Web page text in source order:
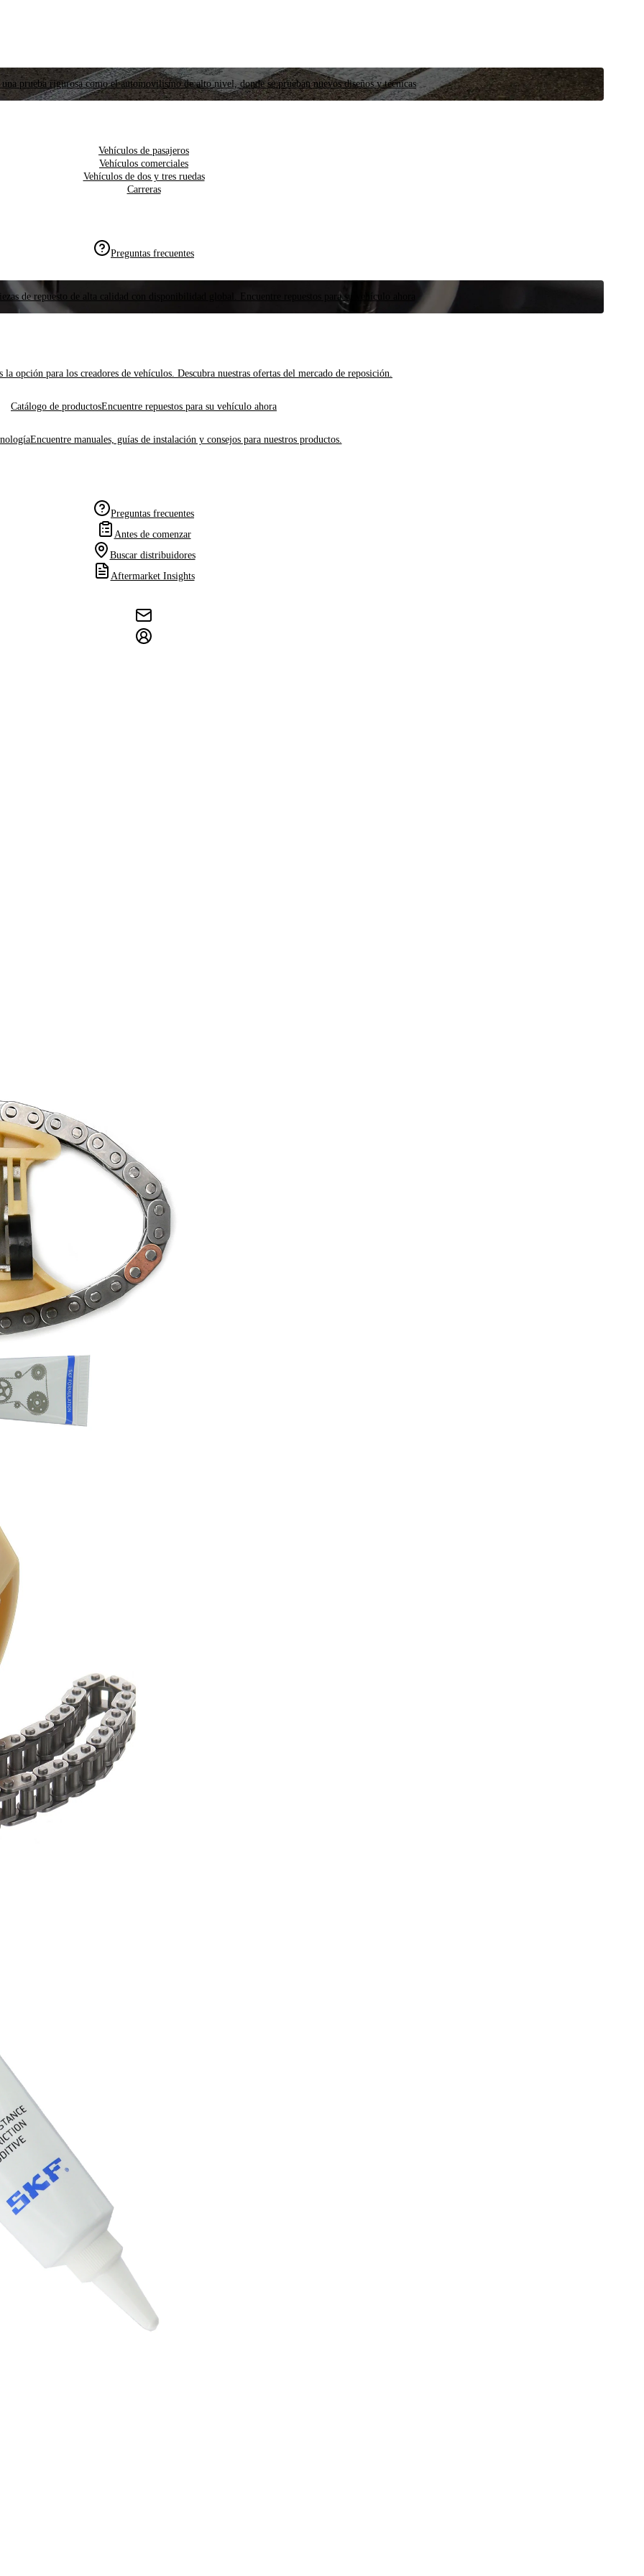
prueba rigurosa como el automovilismo de alto nivel, donde se prueban nuevos diseños y técnicas
Vehículos de pasajeros
Vehículos comerciales
Vehículos de dos y tres ruedas
Carreras
Preguntas frecuentes
de repuesto de alta calidad con disponibilidad global. Encuentre repuestos para su vehículo ahora
la opción para los creadores de vehículos. Descubra nuestras ofertas del mercado de reposición.
Catálogo de productosEncuentre repuestos para su vehículo ahora
Encuentre manuales, guías de instalación y consejos para nuestros productos.
Preguntas frecuentes
Antes de comenzar
Buscar distribuidores
Aftermarket Insights